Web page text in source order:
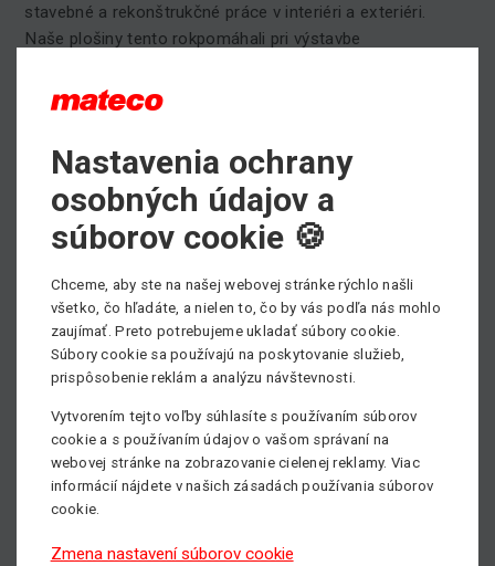
stavebné a rekonštrukčné práce v interiéri a exteriéri.
Naše plošiny tento rokpomáhali pri výstavbe
odporučili nožnicové plošiny značky Genie.
cm. Vďaka tomu, že sme oficiálny distribútor značky
Genie, prinášame na slovenský trh novinky priamo od
výrobcu.
Kompletnú ponuku nožnicových pracovných plošínnájdete
na našej stránke, kliknite TU
Potrebujete si prenajať pracovnú plošinu, prípadne
potrebujete poradiť pri výbere vhodného pracovného
stroja?
Neváhajte kontaktovať nášho obchodníka, všetky kontakty
nájdeteTU.
S nami dosiahnete vyššie!
Pošlite nám nezáväznýdopyt
Nastavenia ochrany
osobných údajov a
súborov cookie 🍪
Chceme, aby ste na našej webovej stránke rýchlo našli
všetko, čo hľadáte, a nielen to, čo by vás podľa nás mohlo
zaujímať. Preto potrebujeme ukladať súbory cookie.
Súbory cookie sa používajú na poskytovanie služieb,
prispôsobenie reklám a analýzu návštevnosti.
Vytvorením tejto voľby súhlasíte s používaním súborov
cookie a s používaním údajov o vašom správaní na
webovej stránke na zobrazovanie cielenej reklamy. Viac
informácií nájdete v našich zásadách používania súborov
cookie.
Zmena nastavení súborov cookie